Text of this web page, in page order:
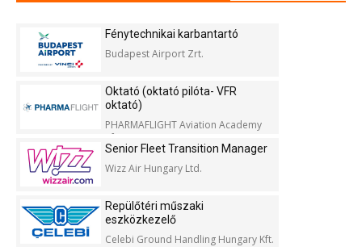
Fénytechnikai karbantartó
Budapest Airport Zrt.
Oktató (oktató pilóta- VFR
oktató)
PHARMAFLIGHT Aviation Academy
Kft.
Senior Fleet Transition Manager
Wizz Air Hungary Ltd.
Repülőtéri műszaki
eszközkezelő
Celebi Ground Handling Hungary Kft.